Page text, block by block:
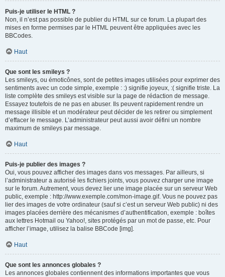
Puis-je utiliser le HTML ?
Non, il n’est pas possible de publier du HTML sur ce forum. La plupart des
mises en forme permises par le HTML peuvent être appliquées avec les
BBCodes.
Haut
Que sont les smileys ?
Les smileys, ou émoticônes, sont de petites images utilisées pour exprimer des
sentiments avec un code simple, exemple : :) signifie joyeux, :( signifie triste. La
liste complète des smileys est visible sur la page de rédaction de message.
Essayez toutefois de ne pas en abuser. Ils peuvent rapidement rendre un
message illisible et un modérateur peut décider de les retirer ou simplement
d’effacer le message. L’administrateur peut aussi avoir défini un nombre
maximum de smileys par message.
Haut
Puis-je publier des images ?
Oui, vous pouvez afficher des images dans vos messages. Par ailleurs, si
l’administrateur a autorisé les fichiers joints, vous pouvez charger une image
sur le forum. Autrement, vous devez lier une image placée sur un serveur Web
public, exemple : http://www.exemple.com/mon-image.gif. Vous ne pouvez pas
lier des images de votre ordinateur (sauf si c’est un serveur Web public) ni des
images placées derrière des mécanismes d’authentification, exemple : boîtes
aux lettres Hotmail ou Yahoo!, sites protégés par un mot de passe, etc. Pour
afficher l’image, utilisez la balise BBCode [img].
Haut
Que sont les annonces globales ?
Les annonces globales contiennent des informations importantes que vous